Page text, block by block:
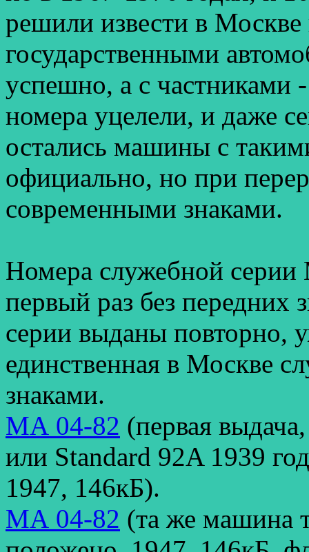
решили извести в
государственными
успешно, а с частниками
номера уцелели, и даже
остались машины с
официально, но при
современными знаками.
Номера служебной
первый раз без передних
серии выданы повторно,
единственная в Москве
знаками.
МА 04-82 (первая
или Standard 92A 1939
1947, 146кБ).
МА 04-82 (та же машина